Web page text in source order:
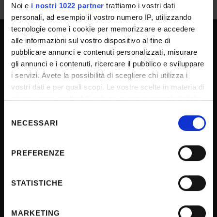
Noi e i nostri 1022 partner trattiamo i vostri dati
personali, ad esempio il vostro numero IP, utilizzando
tecnologie come i cookie per memorizzare e accedere
alle informazioni sul vostro dispositivo al fine di
pubblicare annunci e contenuti personalizzati, misurare
gli annunci e i contenuti, ricercare il pubblico e sviluppare
i servizi. Avete la possibilità di scegliere chi utilizza i
vostri dati e per quali scopi. Le vostre scelte in materia di
privacy sono applicabili solo su questa proprietà digitale
modificare o revocare il proprio consenso in qualsiasi
momento dalla Dichiarazione sui cookie o facendo clic
raccogliere informazioni sulla tua posizione
geografica, con un'approssimazione di qualche
delNECESSARI
PREFERENZE
STATISTICHE
MARKETING
UNIVERSITY SERVICES
Transparency
Official University Register
Job vacancies
Notifications
Privacy policy
Sponsorizzazioni e donazioni